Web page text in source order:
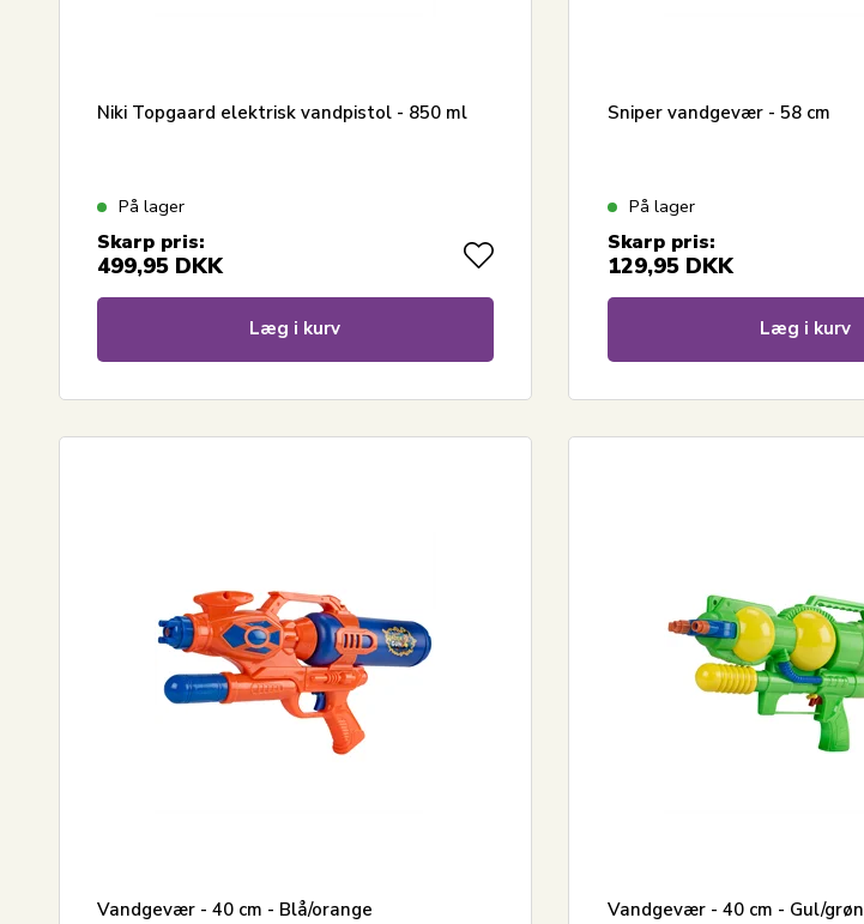
Niki Topgaard elektrisk vandpistol - 850 ml
På lager
Skarp pris:
499,95 DKK
Læg i kurv
Sniper vandgevær - 58 cm
På lager
Skarp pris:
129,95 DKK
Læg i kurv
Vandgevær - 40 cm - Blå/orange Vandgevær - 40 cm - Gul/grøn